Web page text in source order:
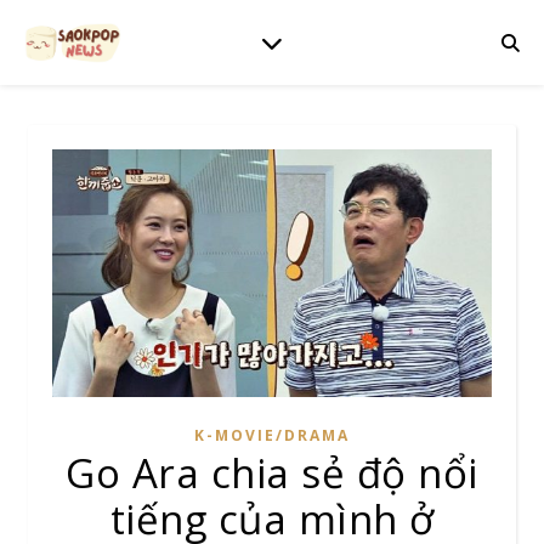
K-MOVIE/DRAMA
Go Ara chia sẻ độ nổi
tiếng của mình ở